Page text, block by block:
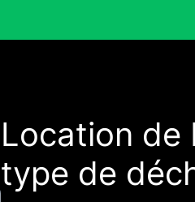
Location de
type de